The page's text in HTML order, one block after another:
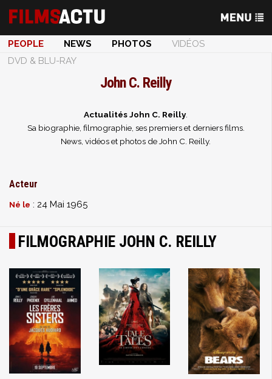
PEOPLE NEWS PHOTOS
VIDÉOS
DVD & BLU-RAY
John C. Reilly
Actualités John C. Reilly.
Sa biographie, filmographie, ses premiers et derniers films.
News, vidéos et photos de John C. Reilly.
Acteur
Né le : 24 Mai 1965
FILMOGRAPHIE JOHN C. REILLY